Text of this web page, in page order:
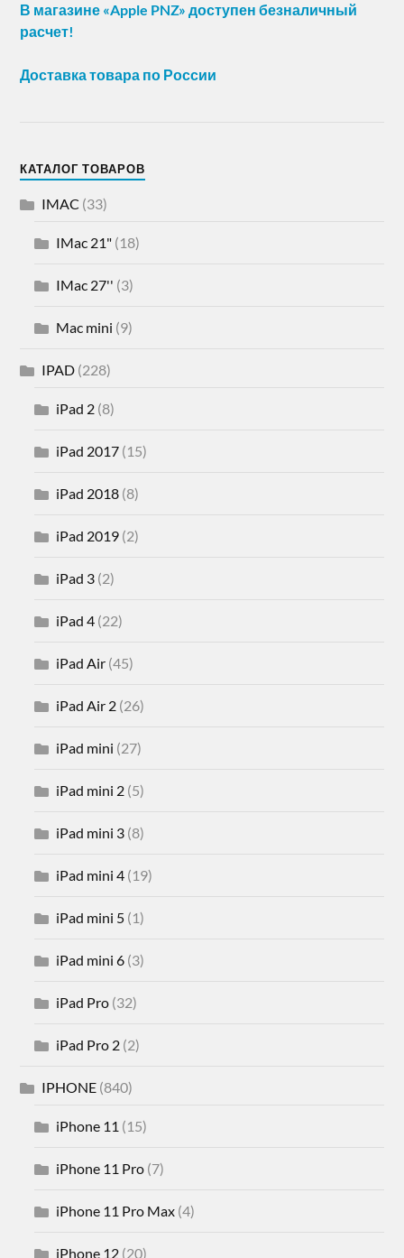
В магазине «Apple PNZ» доступен безналичный
расчет!
Доставка товара по России
КАТАЛОГ ТОВАРОВ
IMAC (33)
IMac 21" (18)
IMac 27'' (3)
Mac mini (9)
IPAD (228)
iPad 2 (8)
iPad 2017 (15)
iPad 2018 (8)
iPad 2019 (2)
iPad 3 (2)
iPad 4 (22)
iPad Air (45)
iPad Air 2 (26)
iPad mini (27)
iPad mini 2 (5)
iPad mini 3 (8)
iPad mini 4 (19)
iPad mini 5 (1)
iPad mini 6 (3)
iPad Pro (32)
iPad Pro 2 (2)
IPHONE (840)
iPhone 11 (15)
iPhone 11 Pro (7)
iPhone 11 Pro Max (4)
iPhone 12 (20)